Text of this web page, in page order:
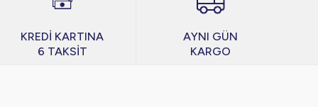
KREDİ KARTINA
6 TAKSİT
AYNI GÜN
KARGO